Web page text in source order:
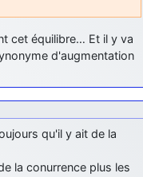
cet équilibre… Et il y va
d'augmentation
qu'il y ait de la
la conurrence plus les